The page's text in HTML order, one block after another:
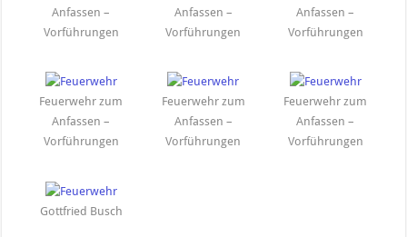
Anfassen –
Vorführungen
Anfassen –
Vorführungen
Anfassen –
Vorführungen
Feuerwehr zum
Anfassen –
Vorführungen
Feuerwehr zum
Anfassen –
Vorführungen
Feuerwehr zum
Anfassen –
Vorführungen
Gottfried Busch